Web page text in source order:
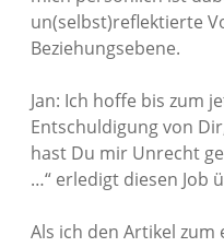
un(selbst)reflektierte
Beziehungsebene.
Jan: Ich hoffe bis zum
Entschuldigung von
hast Du mir Unrecht
…“ erledigt diesen Job
Als ich den Artikel